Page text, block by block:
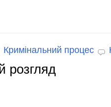
Кримінальний процес
розгляд